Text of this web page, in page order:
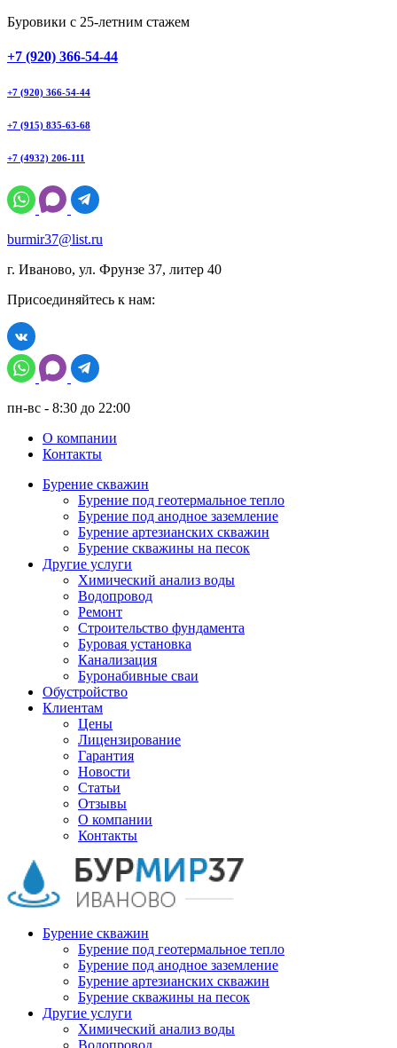
Буровики с 25-летним стажем
+7 (920) 366-54-44
+7 (920) 366-54-44
+7 (915) 835-63-68
+7 (4932) 206-111
burmir37@list.ru
г. Иваново, ул. Фрунзе 37, литер 40
Присоединяйтесь к нам:
пн-вс - 8:30 до 22:00
О компании
Контакты
Бурение скважин
Бурение под геотермальное тепло
Бурение под анодное заземление
Бурение артезианских скважин
Бурение скважины на песок
Другие услуги
Химический анализ воды
Водопровод
Ремонт
Строительство фундамента
Буровая установка
Канализация
Буронабивные сваи
Обустройство
Клиентам
Цены
Лицензирование
Гарантия
Новости
Статьи
Отзывы
О компании
Контакты
Бурение скважин
Бурение под геотермальное тепло
Бурение под анодное заземление
Бурение артезианских скважин
Бурение скважины на песок
Другие услуги
Химический анализ воды